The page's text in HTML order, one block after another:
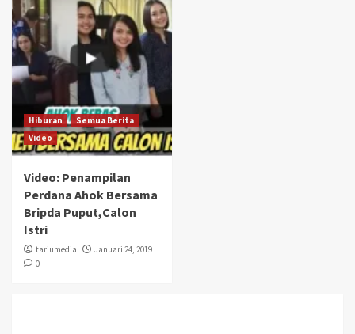
Hiburan
Semua Berita
Video
Video: Penampilan
Perdana Ahok Bersama
Bripda Puput,Calon
Istri
tariumedia
Januari 24, 2019
0